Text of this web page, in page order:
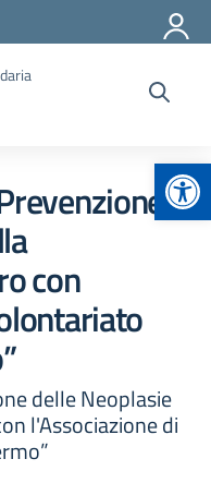
con
delle Neoplasie
l'Associazione di